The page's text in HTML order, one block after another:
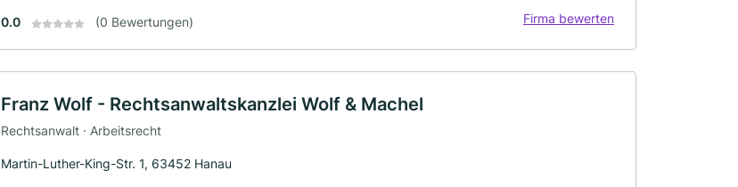
0.0 (0 Bewertungen) Firma bewerten
Franz Wolf - Rechtsanwaltskanzlei Wolf & Machel
Rechtsanwalt · Arbeitsrecht
Martin-Luther-King-Str. 1, 63452 Hanau